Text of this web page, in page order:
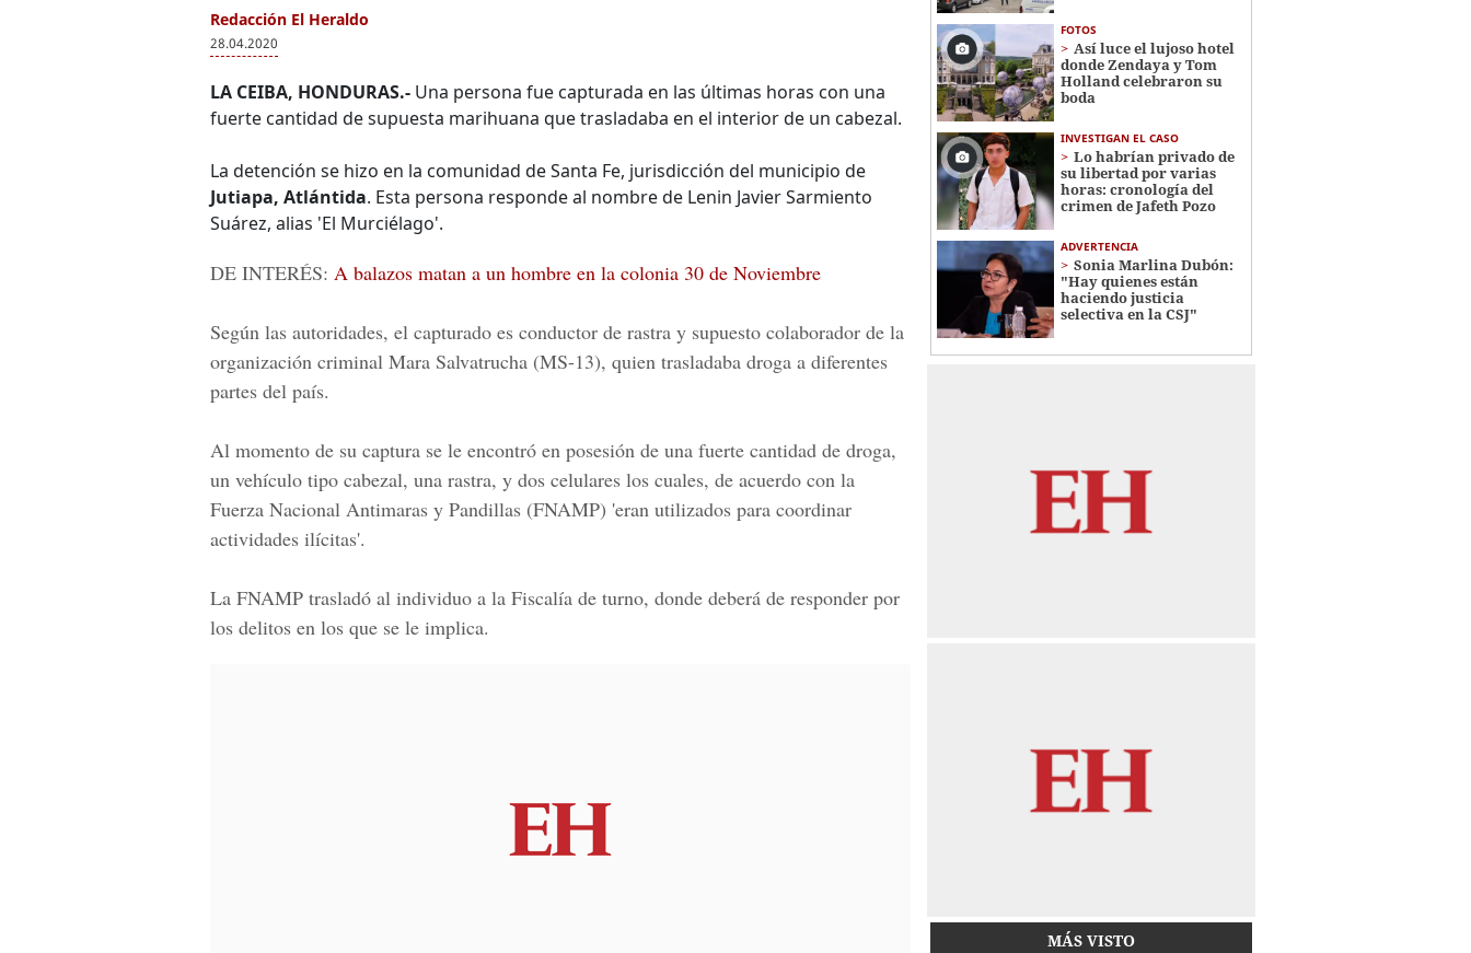
Redacción El Heraldo
28.04.2020
LA CEIBA, HONDURAS.- Una persona fue capturada en las últimas horas con una
fuerte cantidad de supuesta marihuana que trasladaba en el interior de un cabezal.
La detención se hizo en la comunidad de Santa Fe, jurisdicción del municipio de
Jutiapa, Atlántida. Esta persona responde al nombre de Lenin Javier Sarmiento
Suárez, alias 'El Murciélago'.
DE INTERÉS: A balazos matan a un hombre en la colonia 30 de Noviembre
Según las autoridades, el capturado es conductor de rastra y supuesto colaborador de la
organización criminal Mara Salvatrucha (MS-13), quien trasladaba droga a diferentes
partes del país.
Al momento de su captura se le encontró en posesión de una fuerte cantidad de droga,
un vehículo tipo cabezal, una rastra, y dos celulares los cuales, de acuerdo con la
Fuerza Nacional Antimaras y Pandillas (FNAMP) 'eran utilizados para coordinar
actividades ilícitas'.
La FNAMP trasladó al individuo a la Fiscalía de turno, donde deberá de responder por
los delitos en los que se le implica.
FOTOS
Así luce el lujoso hotel
donde Zendaya y Tom
Holland celebraron su
boda
INVESTIGAN EL CASO
Lo habrían privado de
su libertad por varias
horas: cronología del
crimen de Jafeth Pozo
ADVERTENCIA
Sonia Marlina Dubón:
"Hay quienes están
haciendo justicia
selectiva en la CSJ"
MÁS VISTO